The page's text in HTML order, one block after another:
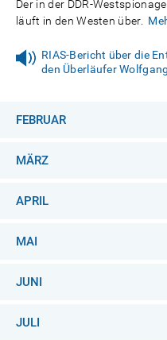
Der in der DDR-
läuft in den Westen über.
RIAS-Bericht über die
den Überläufer
FEBRUAR
MÄRZ
APRIL
MAI
JUNI
JULI